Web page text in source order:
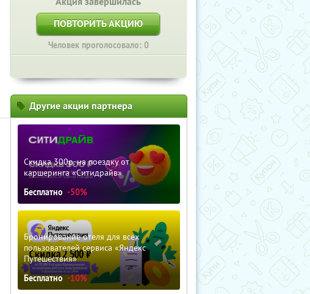
ПОВТОРИТЬ АКЦИЮ
Человек проголосовало: 0
Другие акции партнера
Скидка 300р. на поездку от
каршеринга «Ситидрайв»
Бесплатно -50%
Бронирование отеля для всех
пользователей сервиса «Яндекс
Путешествия»
Бесплатно -10%